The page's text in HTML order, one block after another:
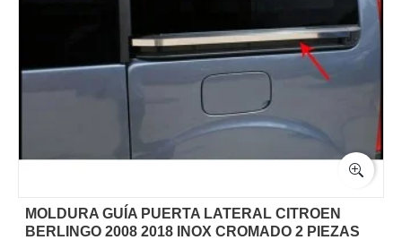
MOLDURA GUÍA PUERTA LATERAL CITROEN
BERLINGO 2008 2018 INOX CROMADO 2 PIEZAS